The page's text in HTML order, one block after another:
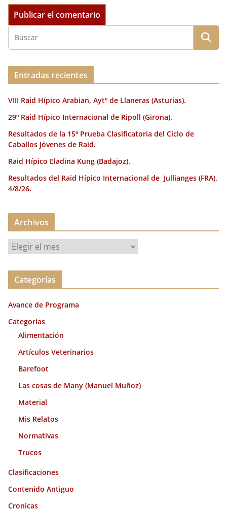
Entradas recientes
VIII Raid Hípico Arabian, Aytº de Llaneras (Asturias).
29º Raid Hípico Internacional de Ripoll (Girona).
Resultados de la 15º Prueba Clasificatoria del Ciclo de
Caballos Jóvenes de Raid.
Raid Hípico Eladina Kung (Badajoz).
Resultados del Raid Hípico Internacional de Jullianges (FRA).
4/8/26.
Archivos
r
c
v
o
Categorías
Avance de Programa
Categorías
Alimentación
Artículos Veterinarios
Barefoot
Las cosas de Many (Manuel Muñoz)
Material
Mis Relatos
Normativas
Trucos
Clasificaciones
Contenido Antiguo
Cronicas